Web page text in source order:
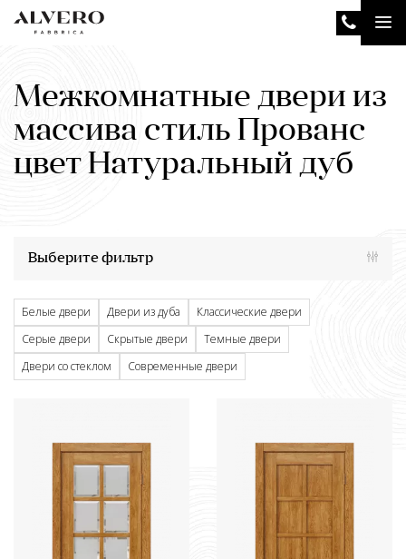
Перейти
Межкомнатные двери из
массива стиль Прованс
цвет Натуральный дуб
Выберите фильтр
Белые двери Двери из дуба
Классические двери
Серые двери
Скрытые двери
Темные двери
Двери со стеклом
Современные двери